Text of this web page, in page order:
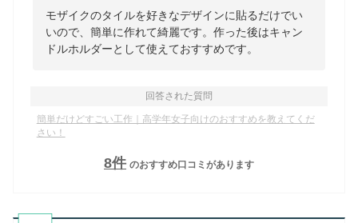
モザイクのタイルを好きなデザインに貼るだけでい
いので、簡単に作れて綺麗です。作った後はキャン
ドルホルダーとして使えておすすめです。
回答された質問
簡単だけどすごい工作｜高学年女子向けのおすすめを教えてくだ
さい！
8件 のおすすめ口コミがあります